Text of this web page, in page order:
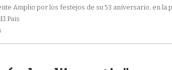
Amplio por los festejos de su 53 aniversario, en la
Pais